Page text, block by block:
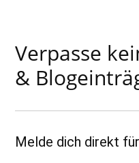
Verpasse
&
Melde dich direkt